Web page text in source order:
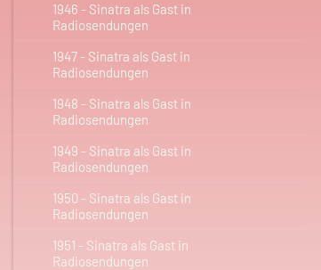
1946 - Sinatra als Gast in
Radiosendungen
1947 - Sinatra als Gast in
Radiosendungen
1948 - Sinatra als Gast in
Radiosendungen
1949 - Sinatra als Gast in
Radiosendungen
1950 - Sinatra als Gast in
Radiosendungen
1951 - Sinatra als Gast in
Radiosendungen